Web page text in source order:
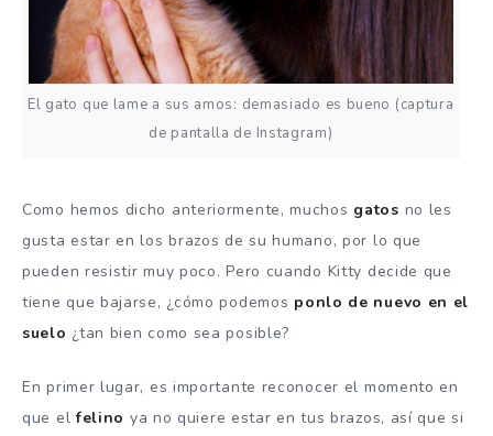
El gato que lame a sus amos: demasiado es bueno (captura
de pantalla de Instagram)
Como hemos dicho anteriormente, muchos gatos no les
gusta estar en los brazos de su humano, por lo que
pueden resistir muy poco. Pero cuando Kitty decide que
tiene que bajarse, ¿cómo podemos ponlo de nuevo en el
suelo ¿tan bien como sea posible?
En primer lugar, es importante reconocer el momento en
que elfelino ya no quiere estar en tus brazos, así que si